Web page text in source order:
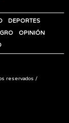
DEPORTES
OPINIÓN
reservados /